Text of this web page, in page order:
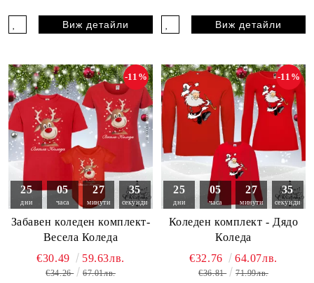
Виж детайли Виж детайли
25
дни
05
часа
27
минути
33
секунди
Забавен коледен комплект-
Весела Коледа
-11%
€30.49 59.63лв.
€34.26 67.01лв.
25
дни
05
часа
27
минути
33
секунди
Коледен комплект - Дядо
Коледа
-11%
€32.76 64.07лв.
€36.81 71.99лв.